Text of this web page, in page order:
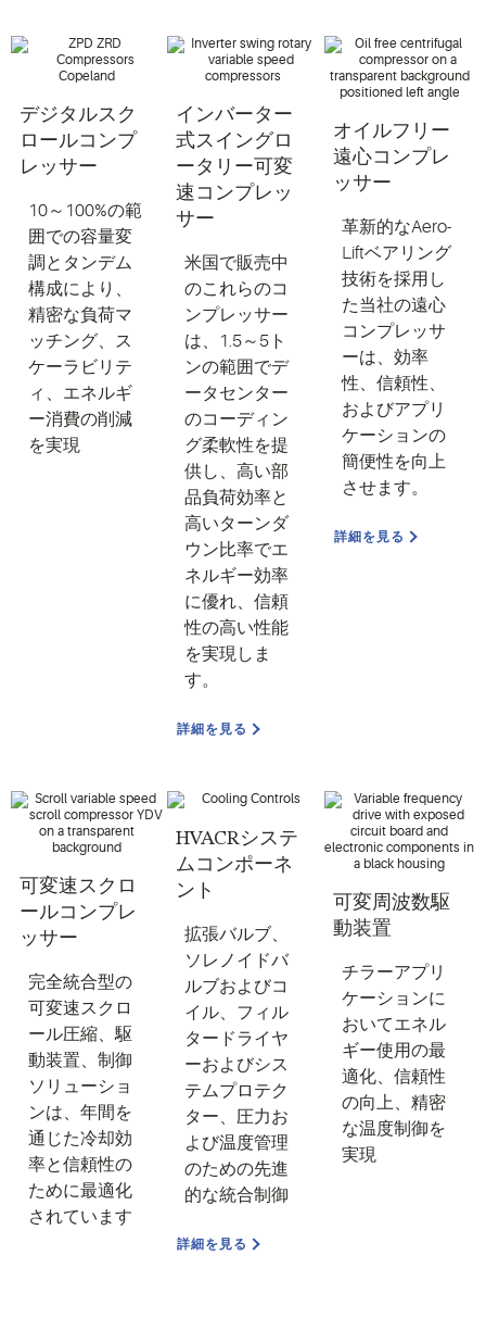
デジタルスク
ロールコンプ
レッサー
10～100%の範
囲での容量変
調とタンデム
構成により、
精密な負荷マ
ッチング、ス
ケーラビリテ
ィ、エネルギ
ー消費の削減
を実現
インバーター
式スイングロ
ータリー可変
速コンプレッ
サー
米国で販売中
のこれらのコ
ンプレッサー
は、1.5～5ト
ンの範囲でデ
ータセンター
のコーディン
グ柔軟性を提
供し、高い部
品負荷効率と
高いターンダ
ウン比率でエ
ネルギー効率
に優れ、信頼
性の高い性能
を実現しま
す。
詳細を見る
オイルフリー
遠心コンプレ
ッサー
革新的なAero-
Liftベアリング
技術を採用し
た当社の遠心
コンプレッサ
ーは、効率
性、信頼性、
およびアプリ
ケーションの
簡便性を向上
させます。
詳細を見る
可変速スクロ
ールコンプレ
ッサー
完全統合型の
可変速スクロ
ール圧縮、駆
動装置、制御
ソリューショ
ンは、年間を
通じた冷却効
率と信頼性の
ために最適化
されています
HVACRシステ
ムコンポーネ
ント
拡張バルブ、
ソレノイドバ
ルブおよびコ
イル、フィル
タードライヤ
ーおよびシス
テムプロテク
ター、圧力お
よび温度管理
のための先進
的な統合制御
詳細を見る
可変周波数駆
動装置
チラーアプリ
ケーションに
おいてエネル
ギー使用の最
適化、信頼性
の向上、精密
な温度制御を
実現